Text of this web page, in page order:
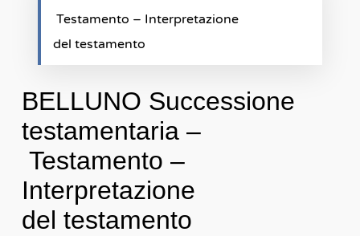
Testamento – Interpretazione
del testamento
BELLUNO Successione
testamentaria –
Testamento –
Interpretazione
del testamento